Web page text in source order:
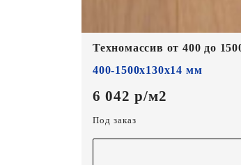
Техномассив от 400 до
400-1500х130х14 мм
6 042 р/м2
Под заказ